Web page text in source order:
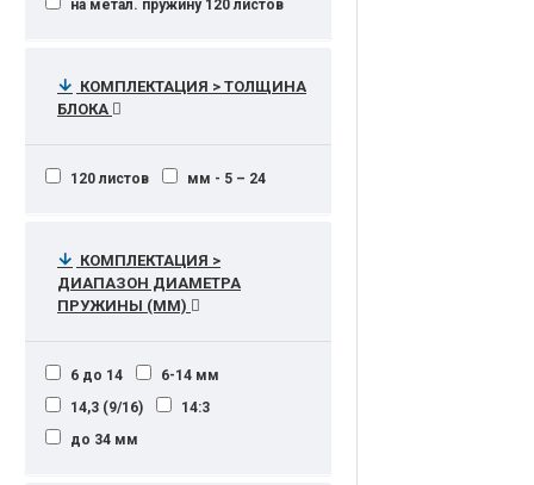
на метал. пружину 120 листов
КОМПЛЕКТАЦИЯ > ТОЛЩИНА
БЛОКА
120 листов мм - 5 – 24
КОМПЛЕКТАЦИЯ >
ДИАПАЗОН ДИАМЕТРА
ПРУЖИНЫ (ММ)
6 до 14
6-14 мм
14,3 (9/16)
14:3
до 34 мм